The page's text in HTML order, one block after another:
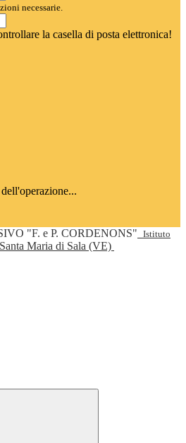
necessarie.
la casella di posta elettronica!
Istituto
Santa Maria di Sala (VE)